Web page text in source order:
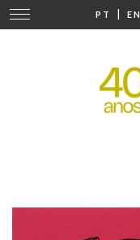
PT | EN
Cambiar
navegación